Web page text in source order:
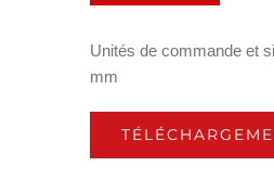
Unités de commande et
mm